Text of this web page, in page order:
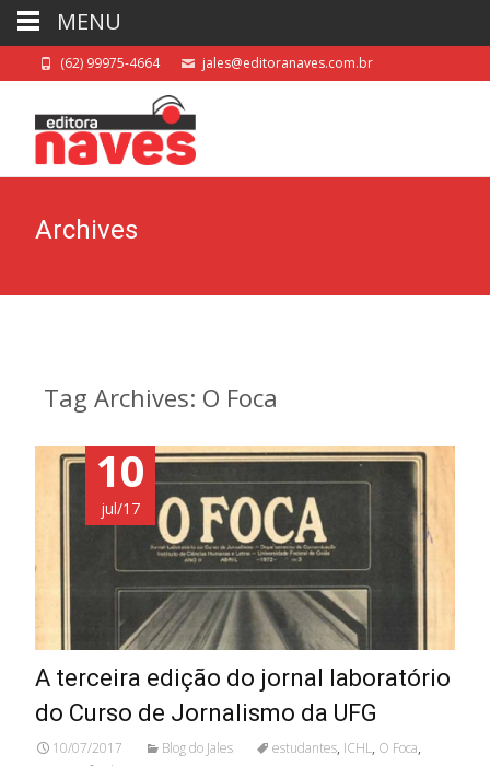
(62) 99975-4664 jales@editoranaves.com.br
Archives
Tag Archives: O Foca
10
jul/17
A terceira edição do jornal laboratório
do Curso de Jornalismo da UFG
10/07/2017 Blog do Jales estudantes, ICHL, O Foca,
MENU